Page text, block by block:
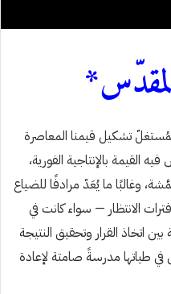
تشكيل قيمنا المعاصرة
القيمة بالإنتاجية الفورية،
وغالبًا ما يُعَدّ مرادفًا للضياع
الانتظار — سواء كانت في
اتخاذ القرار وتحقيق النتيجة
طياتها مدرسةً صامتة لإعادة